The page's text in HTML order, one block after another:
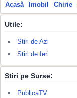
Acasă Imobil Chirie
Utile:
Stiri de Azi
Stiri de Ieri
Stiri pe Surse:
PublicaTV